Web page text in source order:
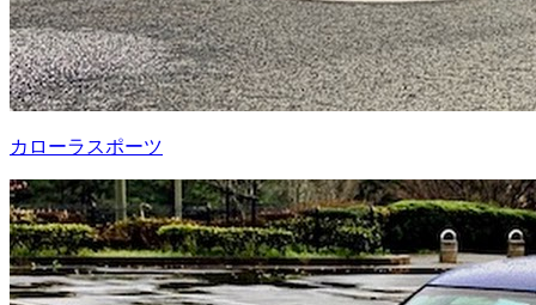
カローラスポーツ